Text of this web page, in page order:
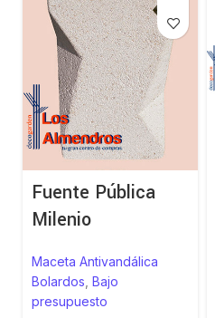
Fuente Pública
Milenio
Maceta Antivandálica
Bolardos ,Bajo
presupuesto